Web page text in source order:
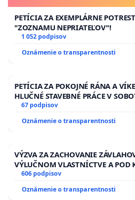
PETÍCIA ZA EXEMPLÁRNE
"ZOZNAMU NEPRIATEĽOV"!
1 052 podpisov
Oznámenie o transparentnosti
PETÍCIA ZA POKOJNÉ RÁNA A
HLUČNÉ STAVEBNÉ PRÁCE V
13.00 HOD., CEZ PRACOVNÝ
HOD. A PRAVIDELNÁ KONTROLA
ĎUMBIERSKEJ/MAGU
67 podpisov
Oznámenie o transparentnosti
VÝZVA ZA ZACHOVANIE
VÝLUČNOM VLASTNÍCTVE A POD
SLOVENSKEJ REPUBLIKY &
zanedbaného stavu závlahových
kanálov na Slovensku
606 podpisov
Oznámenie o transparentnosti